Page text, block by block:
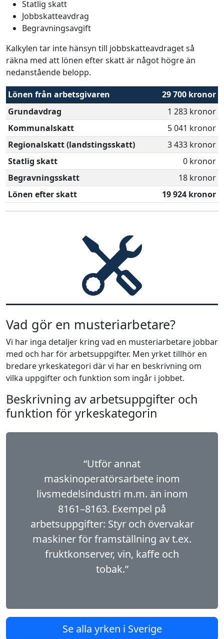
Statlig skatt
Jobbskatteavdrag
Begravningsavgift
Kalkylen tar inte hänsyn till jobbskatteavdraget så
räkna med att lönen efter skatt är något högre än
nedanstående belopp.
Lönen från arbetsgivaren
29 700 kronor
Grundavdrag
1 283 kronor
Kommunalskatt
5 041 kronor
Regionalskatt (landstingsskatt)
3 433 kronor
Statlig skatt
0 kronor
Begravningsskatt
18 kronor
Lönen efter skatt
19 924 kronor
Vad gör en musteriarbetare?
Vi har inga detaljer kring vad en musteriarbetare jobbar
med och har för arbetsuppgifter. Men yrket tillhör en
bredare yrkeskategori där vi har en beskrivning om
vilka uppgifter och funktion som ingår i jobbet.
Beskrivning av arbetsuppgifter och
funktion för yrkeskategorin
“Utför annat
maskinoperatörsarbete inom
livsmedelsindustri m.m. än inom
8161–8163. Exempel på
arbetsuppgifter: Styr och övervakar
maskiner för framställning av t.ex.
fruktkonser­ver, vin, kaffe och
tobak.”
Se alla yrken i Sverige